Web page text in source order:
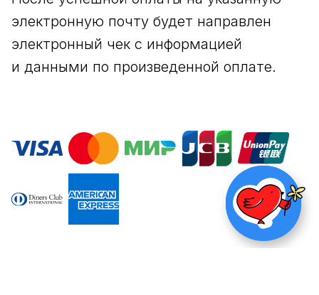
НАЖМИ
электронную почту будет направлен
электронный чек с информацией
и данными по произведенной оплате.